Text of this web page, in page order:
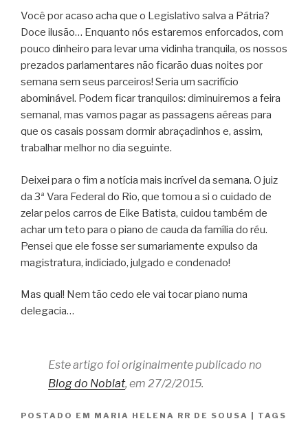
Você por acaso acha que o Legislativo salva a Pátria?
Doce ilusão… Enquanto nós estaremos enforcados, com
pouco dinheiro para levar uma vidinha tranquila, os nossos
prezados parlamentares não ficarão duas noites por
semana sem seus parceiros! Seria um sacrifício
abominável. Podem ficar tranquilos: diminuiremos a feira
semanal, mas vamos pagar as passagens aéreas para
que os casais possam dormir abraçadinhos e, assim,
trabalhar melhor no dia seguinte.
Deixei para o fim a notícia mais incrível da semana. O juiz
da 3ª Vara Federal do Rio, que tomou a si o cuidado de
zelar pelos carros de Eike Batista, cuidou também de
achar um teto para o piano de cauda da família do réu.
Pensei que ele fosse ser sumariamente expulso da
magistratura, indiciado, julgado e condenado!
Mas qual! Nem tão cedo ele vai tocar piano numa
delegacia…
Este artigo foi originalmente publicado no
Blog do Noblat, em 27/2/2015.
POSTADO EM MARIA HELENA RR DE SOUSA | TAGS